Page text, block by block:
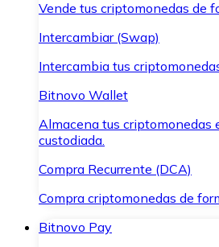
Vende tus criptomonedas de
Intercambiar (Swap)
Intercambia tus
Bitnovo Wallet
Almacena tus criptomonedas
custodiada.
Compra Recurrente (DCA)
Compra criptomonedas de
Bitnovo Pay